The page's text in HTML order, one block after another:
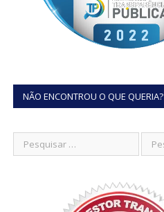
NÃO ENCONTROU O QUE QUERIA?